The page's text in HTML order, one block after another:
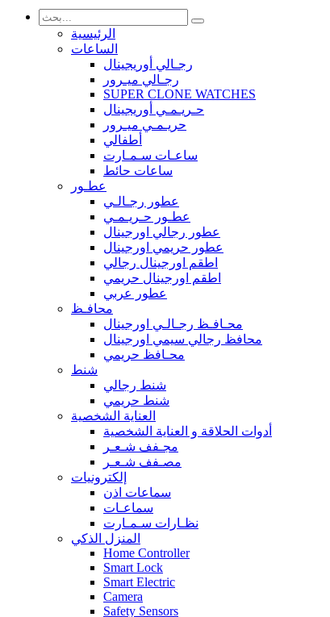
الرئيسية
الساعات
رجـالي أوريجينال
رجـالي ميـرور
SUPER CLONE WATCHES
حـريـمـي أوريجينال
حريـمـي ميـرور
أطفالي
ساعـات سـمـارت
ساعات حائط
عطـور
عطور رجـالـي
عطـور حـريـمـي
عطور رجالي اورجينال
عطور حريمي اورجينال
اطقم اورجينال رجالي
اطقم اورجينال حريمي
عطور عربي
محافـظ
محـافـظ رجـالـي اورجينال
محافظ رجالي سيمي اورجينال
محـافظ حريمي
شنط
شنط رجالي
شنط حريمي
العناية الشخصية
أدوات الحلاقة و العناية الشخصية
مجـفف شـعـر
مصـفف شـعـر
إلكترونيات
سماعات اذن
سماعـات
نظـارات سـمـارت
المنزل الذكي
Home Controller
Smart Lock
Smart Electric
Camera
Safety Sensors